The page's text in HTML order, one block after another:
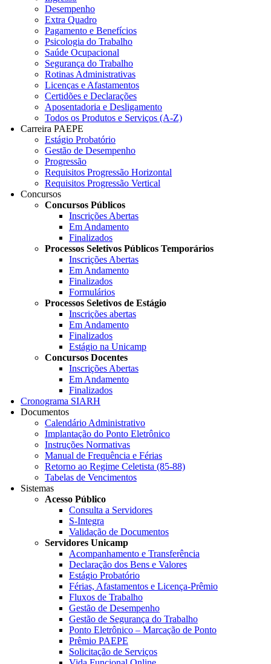
Desempenho
Extra Quadro
Pagamento e Benefícios
Psicologia do Trabalho
Saúde Ocupacional
Segurança do Trabalho
Rotinas Administrativas
Licenças e Afastamentos
Certidões e Declarações
Aposentadoria e Desligamento
Todos os Produtos e Serviços (A-Z)
Carreira PAEPE
Estágio Probatório
Gestão de Desempenho
Progressão
Requisitos Progressão Horizontal
Requisitos Progressão Vertical
Concursos
Concursos Públicos
Inscrições Abertas
Em Andamento
Finalizados
Processos Seletivos Públicos Temporários
Inscrições Abertas
Em Andamento
Finalizados
Formulários
Processos Seletivos de Estágio
Inscrições abertas
Em Andamento
Finalizados
Estágio na Unicamp
Concursos Docentes
Inscrições Abertas
Em Andamento
Finalizados
Cronograma SIARH
Documentos
Calendário Administrativo
Implantação do Ponto Eletrônico
Instruções Normativas
Manual de Frequência e Férias
Retorno ao Regime Celetista (85-88)
Tabelas de Vencimentos
Sistemas
Acesso Público
Consulta a Servidores
S-Integra
Validação de Documentos
Servidores Unicamp
Acompanhamento e Transferência
Declaração dos Bens e Valores
Estágio Probatório
Férias, Afastamentos e Licença-Prêmio
Fluxos de Trabalho
Gestão de Desempenho
Gestão de Segurança do Trabalho
Ponto Eletrônico – Marcação de Ponto
Prêmio PAEPE
Solicitação de Serviços